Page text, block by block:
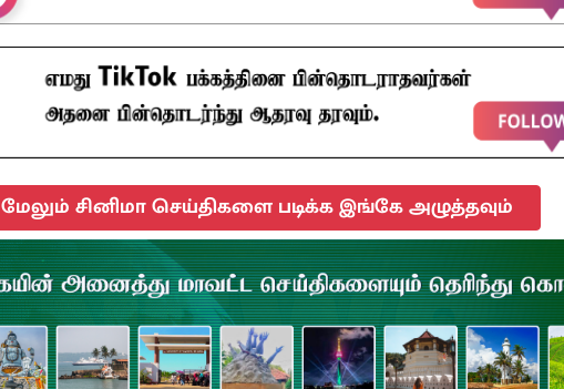
மேலும் சினிமா செய்திகளை படிக்க இங்கே அழுத்தவும்